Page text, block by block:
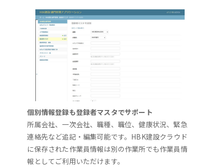
個別情報登録も登録者マスタでサポート
所属会社、一次会社、職種、職位、健康状況、緊急
連絡先など追記・編集可能です。HBK建設クラウド
に保存された作業員情報は別の作業所でも作業員情
報としてご利用いただけます。